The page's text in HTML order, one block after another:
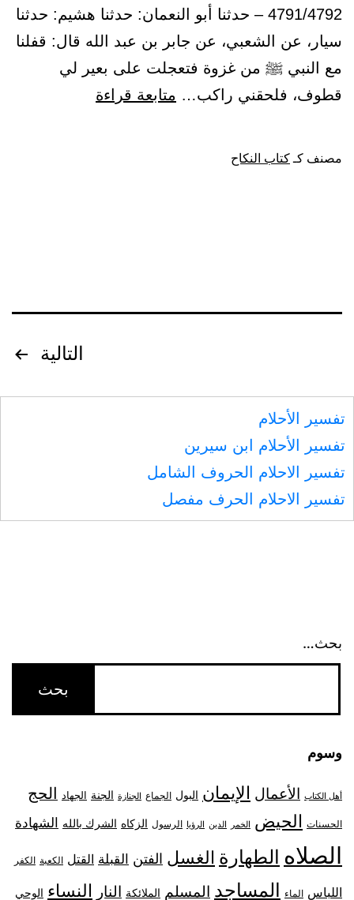
4791/4792 – حدثنا أبو النعمان: حدثنا هشيم: حدثنا
سيار، عن الشعبي، عن جابر بن عبد الله قال: قفلنا
مع النبي ﷺ من غزوة فتعجلت على بعير لي
قطوف، فلحقني راكب… متابعة قراءة
مصنف كـ كتاب النكاح
المقالات
التالية
تفسير الأحلام
تفسير الأحلام ابن سيرين
تفسير الاحلام الحروف الشامل
تفسير الاحلام الحرف مفصل
بحث…
وسوم
أهل الكتاب الأعمال الإيمان البول الجماع الجنازة الجنة الجهاد الحج
الحسنات الحيض الخمر الدين الرؤيا الرسول الزكاه الشرك بالله الشهادة
الصلاه الطهارة الغسل الفتن القبلة القتل الكعبة الكفر
اللباس الماء المساجد المسلم الملائكة النار النساء الوحي